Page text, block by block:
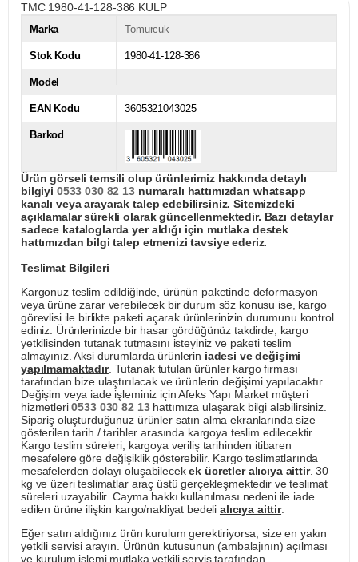
TMC 1980-41-128-386 KULP
Marka Tomurcuk
Stok Kodu 1980-41-128-386
Model
EAN Kodu 3605321043025
Barkod
Ürün görseli temsili olup ürünlerimiz hakkında detaylı
bilgiyi 0533 030 82 13numaralı hattımızdan whatsapp
kanalı veya arayarak talep edebilirsiniz. Sitemizdeki
açıklamalar sürekli olarak güncellenmektedir. Bazı detaylar
sadece kataloglarda yer aldığı için mutlaka destek
hattımızdan bilgi talep etmenizi tavsiye ederiz.
Teslimat Bilgileri
Kargonuz teslim edildiğinde, ürünün paketinde deformasyon
veya ürüne zarar verebilecek bir durum söz konusu ise, kargo
görevlisi ile birlikte paketi açarak ürünlerinizin durumunu kontrol
ediniz. Ürünlerinizde bir hasar gördüğünüz takdirde, kargo
yetkilisinden tutanak tutmasını isteyiniz ve paketi teslim
almayınız. Aksi durumlarda ürünlerin iadesi ve değişimi
yapılmamaktadır. Tutanak tutulan ürünler kargo firması
tarafından bize ulaştırılacak ve ürünlerin değişimi yapılacaktır.
Değişim veya iade işleminiz için Afeks Yapı Market müşteri
hizmetleri0533 030 82 13hattımıza ulaşarak bilgi alabilirsiniz.
Sipariş oluşturduğunuz ürünler satın alma ekranlarında size
gösterilen tarih / tarihler arasında kargoya teslim edilecektir.
Kargo teslim süreleri, kargoya veriliş tarihinden itibaren
mesafelere göre değişiklik gösterebilir. Kargo teslimatlarında
mesafelerden dolayı oluşabilecekek ücretler alıcıya aittir. 30
kg ve üzeri teslimatlar araç üstü gerçekleşmektedir ve teslimat
süreleri uzayabilir. Cayma hakkı kullanılması nedeni ile iade
edilen ürüne ilişkin kargo/nakliyat bedeli alıcıya aittir.
Eğer satın aldığınız ürün kurulum gerektiriyorsa, size en yakın
yetkili servisi arayın. Ürünün kutusunun (ambalajının) açılması
ve kurulum işlemi mutlaka yetkili servis tarafından